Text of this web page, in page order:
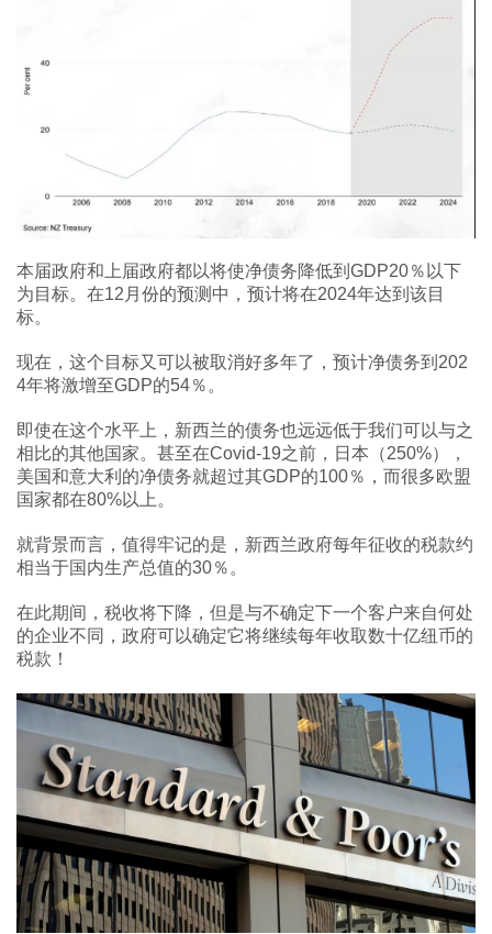
本届政府和上届政府都以将使净债务降低到GDP20％以下
为目标。在12月份的预测中，预计将在2024年达到该目
标。
现在，这个目标又可以被取消好多年了，预计净债务到202
4年将激增至GDP的54％。
即使在这个水平上，新西兰的债务也远远低于我们可以与之
相比的其他国家。甚至在Covid-19之前，日本（250%），
美国和意大利的净债务就超过其GDP的100％，而很多欧盟
国家都在80%以上。
就背景而言，值得牢记的是，新西兰政府每年征收的税款约
相当于国内生产总值的30％。
在此期间，税收将下降，但是与不确定下一个客户来自何处
的企业不同，政府可以确定它将继续每年收取数十亿纽币的
税款！